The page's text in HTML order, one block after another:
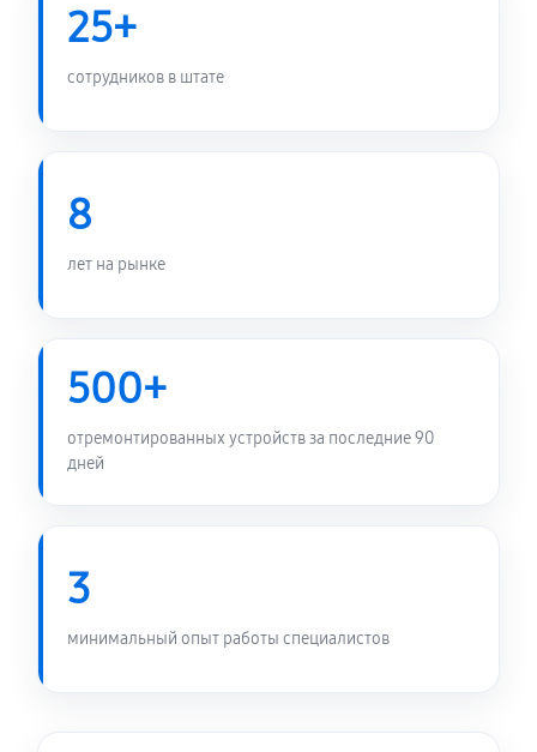
Замена корпуса планшета Asus Transformer Pad
TF303CL
Pad TF303CL
Замена платы управления (мат.платы, мейн платы)
Замена Wi-Fi планшета Asus Transformer Pad
TF303CL
Ремонт кнопки планшета Asus Transformer Pad
25+
сотрудников в штате
8
лет на рынке
500+
отремонтированных устройств за последние 90
дней
3
минимальный опыт работы специалистов